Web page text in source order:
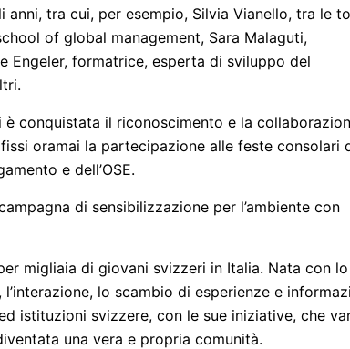
tra cui, per esempio, Silvia Vianello, tra le
of global management, Sara Malaguti,
Engeler, formatrice, esperta di sviluppo del
è conquistata il riconoscimento e la
oramai la partecipazione alle feste consolari
e dell’OSE.
di sensibilizzazione per l’ambiente con
migliaia di giovani svizzeri in Italia. Nata con lo
lo scambio di esperienze e
istituzioni svizzere, con le sue iniziative, che
una vera e propria comunità.